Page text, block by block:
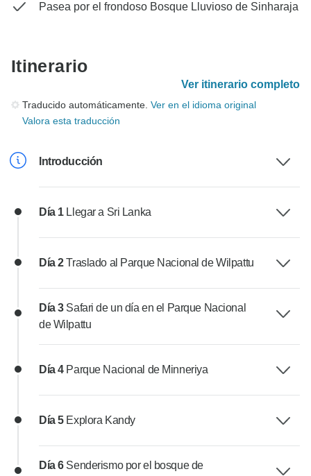
Pasea por el frondoso Bosque Lluvioso de Sinharaja
Itinerario
Ver itinerario completo
Traducido automáticamente. Ver en el idioma original
Valora esta traducción
Introducción
Día 1 Llegar a Sri Lanka
Día 2Traslado al Parque Nacional de Wilpattu
Día 3 Safari de un día en el Parque Nacional
de Wilpattu
Día 4 Parque Nacional de Minneriya
Día 5 Explora Kandy
Día 6 Senderismo por el bosque de